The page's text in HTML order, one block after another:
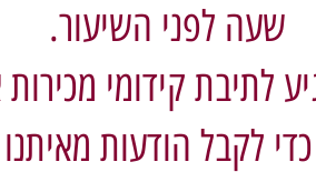
שעה לפני השיעור.
לתיבת קידומי
לקבל הודעות